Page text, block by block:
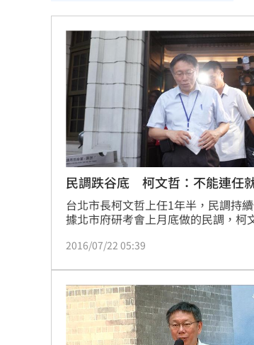
AKIRA父親節來台 兒子學
捐1物救援熊本災民！日網喊
新／救生員硬要下水 遺體外
每天1杯手搖飲消暑？醫：1
中美制裁戰川習會恐生變？北
台灣富婆也曾花重金 和當紅
重電股／東元簽下這合約
白海豚颱風逼近！2縣市恐明
LaLaport施工傳意外 天花板
怕哪天消失了蕭敬騰拒聽方大
民調跌谷底 柯文哲：不能連任
台北市長柯文哲上任1年半，民調持
據北市府研考會上月底做的民調，柯
管理市府8萬員工的方式，似乎也無法
日前在接受週刊專訪的時候，也首度
自己目前的心態是盡量做，「不能連
了」。
2016/07/22 05:39